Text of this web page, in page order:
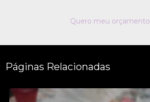
Quero meu orçamento
Páginas Relacionadas